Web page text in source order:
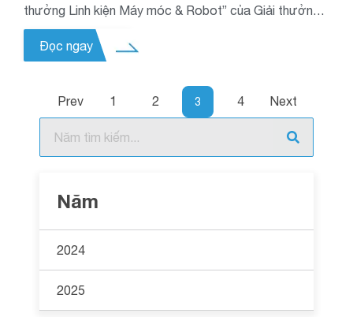
thưởng Linh kiện Máy móc & Robot” của Giải thưởng
Linh kiện và Phần phụ Sáng tạo ‘CHO’
MONODZUKURI 2023 do Hội nghị MONODZUKURI
Đọc ngay
Prev 1 2 3 4 Next
Năm
2024
2025